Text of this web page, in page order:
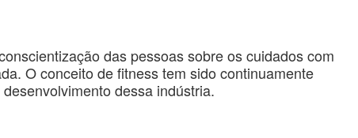
das pessoas sobre os cuidados com
O conceito de fitness tem sido continuamente
dessa indústria.